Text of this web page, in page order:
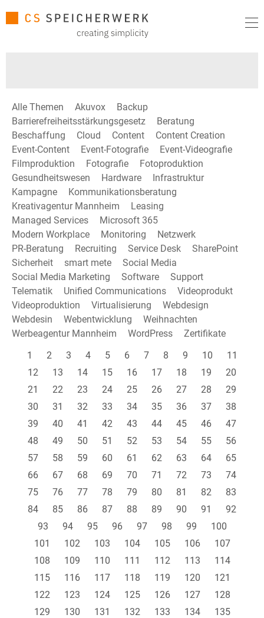
Alle Themen Akuvox
Backup
Barrierefreiheitsstärkungsgesetz
Beratung
Beschaffung
Cloud Content
Content Creation
Event-Content
Event-Fotografie
Event-Videografie
Filmproduktion
Fotografie
Fotoproduktion
Gesundheitswesen
Hardware
Infrastruktur
Kampagne
Kommunikationsberatung
Kreativagentur Mannheim
Leasing
Managed Services
Microsoft 365
Modern Workplace
Monitoring
Netzwerk
PR-Beratung
Recruiting Service Desk
SharePoint
Sicherheit
smart mete
Social Media
Social Media Marketing
Software
Support
Telematik
Unified Communications
Videoprodukt
Videoproduktion
Virtualisierung
Webdesign
Webdesin
Webentwicklung
Weihnachten
Werbeagentur Mannheim
WordPress
Zertifikate
1
2 3 4 5 6 7 8 9 10
11
12
13 14 15 16 17 18 19
20
21
22 23 24 25 26 27 28
29
30
31 32 33 34 35 36 37
38
39
40 41 42 43 44 45 46
47
48
49 50 51 52 53 54 55
56
57
58 59 60 61 62 63 64
65
66
67 68 69 70 71 72 73
74
75
76 77 78 79 80 81 82
83
84
85 86 87 88 89 90 91
92
93
94 95 96 97 98 99
100
101
102 103 104 105 106
107
108
109 110 111 112 113
114
115
116 117 118 119 120
121
122
123 124 125 126 127
128
129
130 131 132 133 134
135